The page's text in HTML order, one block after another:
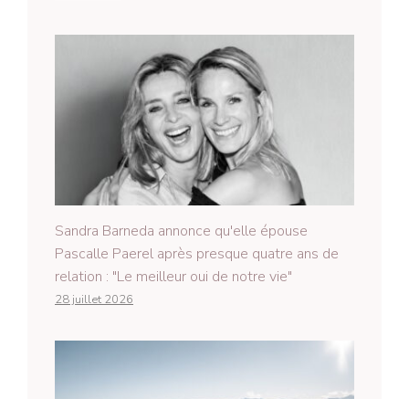
Sandra Barneda annonce qu'elle épouse
Pascalle Paerel après presque quatre ans de
relation : "Le meilleur oui de notre vie"
28 juillet 2026